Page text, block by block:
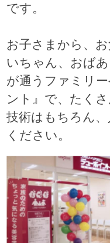
です。
お子さまから、
いちゃん、おば
が通うファミリ
ント』で、たく
技術はもちろん
ください。